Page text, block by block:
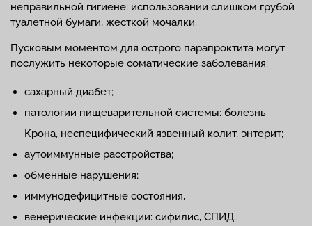
неправильной гигиене: использовании слишком грубой
туалетной бумаги, жесткой мочалки.
Пусковым моментом для острого парапроктита могут
послужить некоторые соматические заболевания:
сахарный диабет;
патологии пищеварительной системы: болезнь
Крона, неспецифический язвенный колит, энтерит;
аутоиммунные расстройства;
обменные нарушения;
иммунодефицитные состояния,
венерические инфекции: сифилис, СПИД.